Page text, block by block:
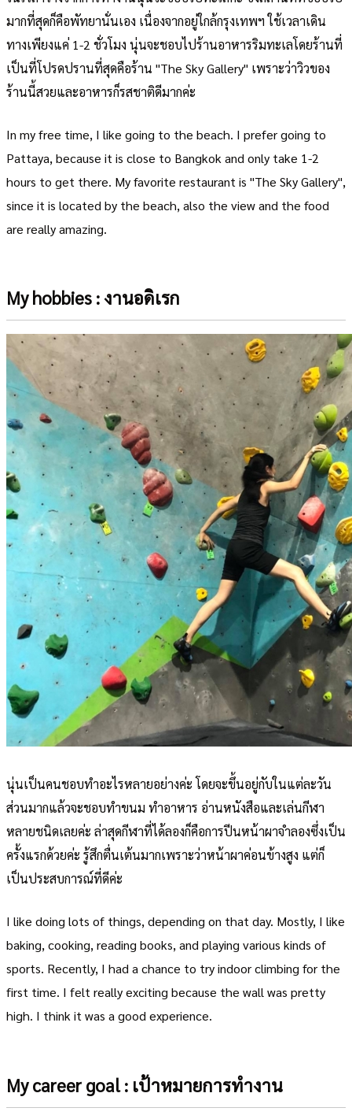
มากที่สุดก็คือพัทยานั่นเอง เนื่องจากอยู่ใกล้กรุงเทพฯ ใช้เวลาเดิน
ทางเพียงแค่ 1-2 ชั่วโมง นุ่นจะชอบไปร้านอาหารริมทะเลโดยร้านที่
เป็นที่โปรดปรานที่สุดคือร้าน "The Sky Gallery" เพราะว่าวิวของ
ร้านนี้สวยและอาหารก็รสชาติดีมากค่ะ
In my free time, I like going to the beach. I prefer going to
Pattaya, because it is close to Bangkok and only take 1-2
hours to get there. My favorite restaurant is "The Sky Gallery",
since it is located by the beach, also the view and the food
are really amazing.
My hobbies : งานอดิเรก
นุ่นเป็นคนชอบทำอะไรหลายอย่างค่ะ โดยจะขึ้นอยู่กับในแต่ละวัน
ส่วนมากแล้วจะชอบทำขนม ทำอาหาร อ่านหนังสือและเล่นกีฬา
หลายชนิดเลยค่ะ ล่าสุดกีฬาที่ได้ลองก็คือการปีนหน้าผาจำลองซึ่งเป็น
ครั้งแรกด้วยค่ะ รู้สึกตื่นเต้นมากเพราะว่าหน้าผาค่อนข้างสูง แต่ก็
เป็นประสบการณ์ที่ดีค่ะ
I like doing lots of things, depending on that day. Mostly, I like
baking, cooking, reading books, and playing various kinds of
sports. Recently, I had a chance to try indoor climbing for the
first time. I felt really exciting because the wall was pretty
high. I think it was a good experience.
My career goal : เป้าหมายการทำงาน